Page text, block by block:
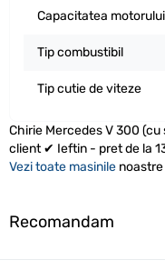
Capacitatea motorului
Tip combustibil
Tip cutie de viteze
Chirie Mercedes V 300
client ✔ Ieftin - pret de la
Vezi toate masinile noastre
Recomandam